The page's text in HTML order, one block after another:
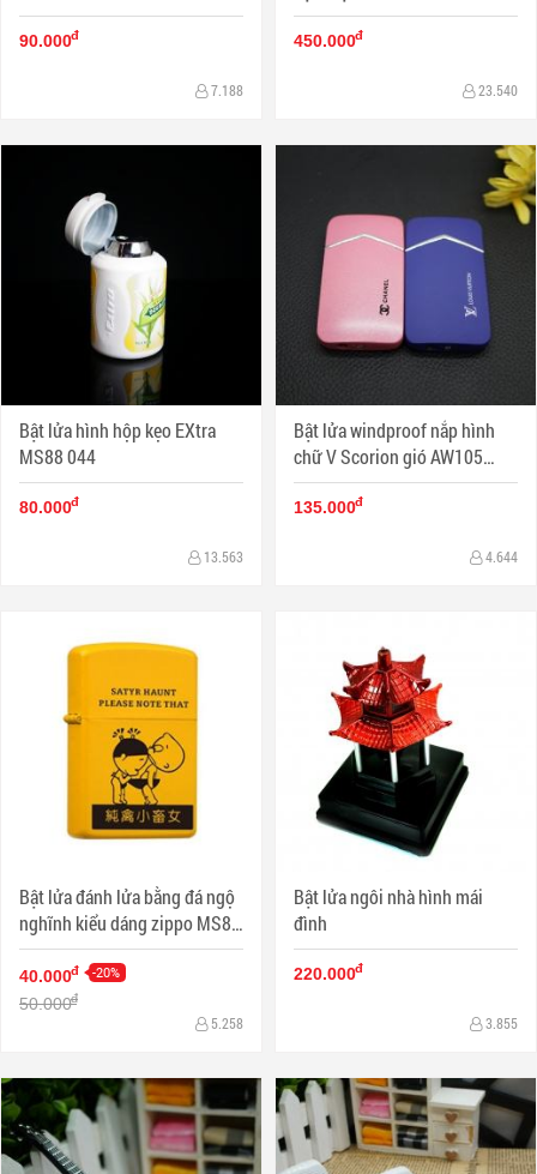
90.000đ
7.188
450.000đ
23.540
Bật lửa hình hộp kẹo EXtra
MS88 044
80.000đ
13.563
Bật lửa windproof nắp hình
chữ V Scorion gió AW105
MS88 023
135.000đ
4.644
Bật lửa đánh lửa bằng đá ngộ
nghĩnh kiểu dáng zippo MS88
022
40.000đ -20%
50.000đ
5.258
Bật lửa ngôi nhà hình mái
đình
220.000đ
3.855